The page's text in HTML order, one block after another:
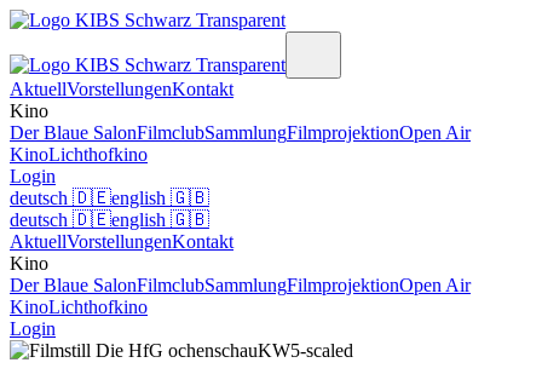
AktuellVorstellungenKontakt
Kino
Der Blaue SalonFilmclubSammlungFilmprojektionOpen Air
KinoLichthofkino
Login
deutsch 🇩🇪english 🇬🇧
deutsch 🇩🇪english 🇬🇧
AktuellVorstellungenKontakt
Kino
Der Blaue SalonFilmclubSammlungFilmprojektionOpen Air
KinoLichthofkino
Login